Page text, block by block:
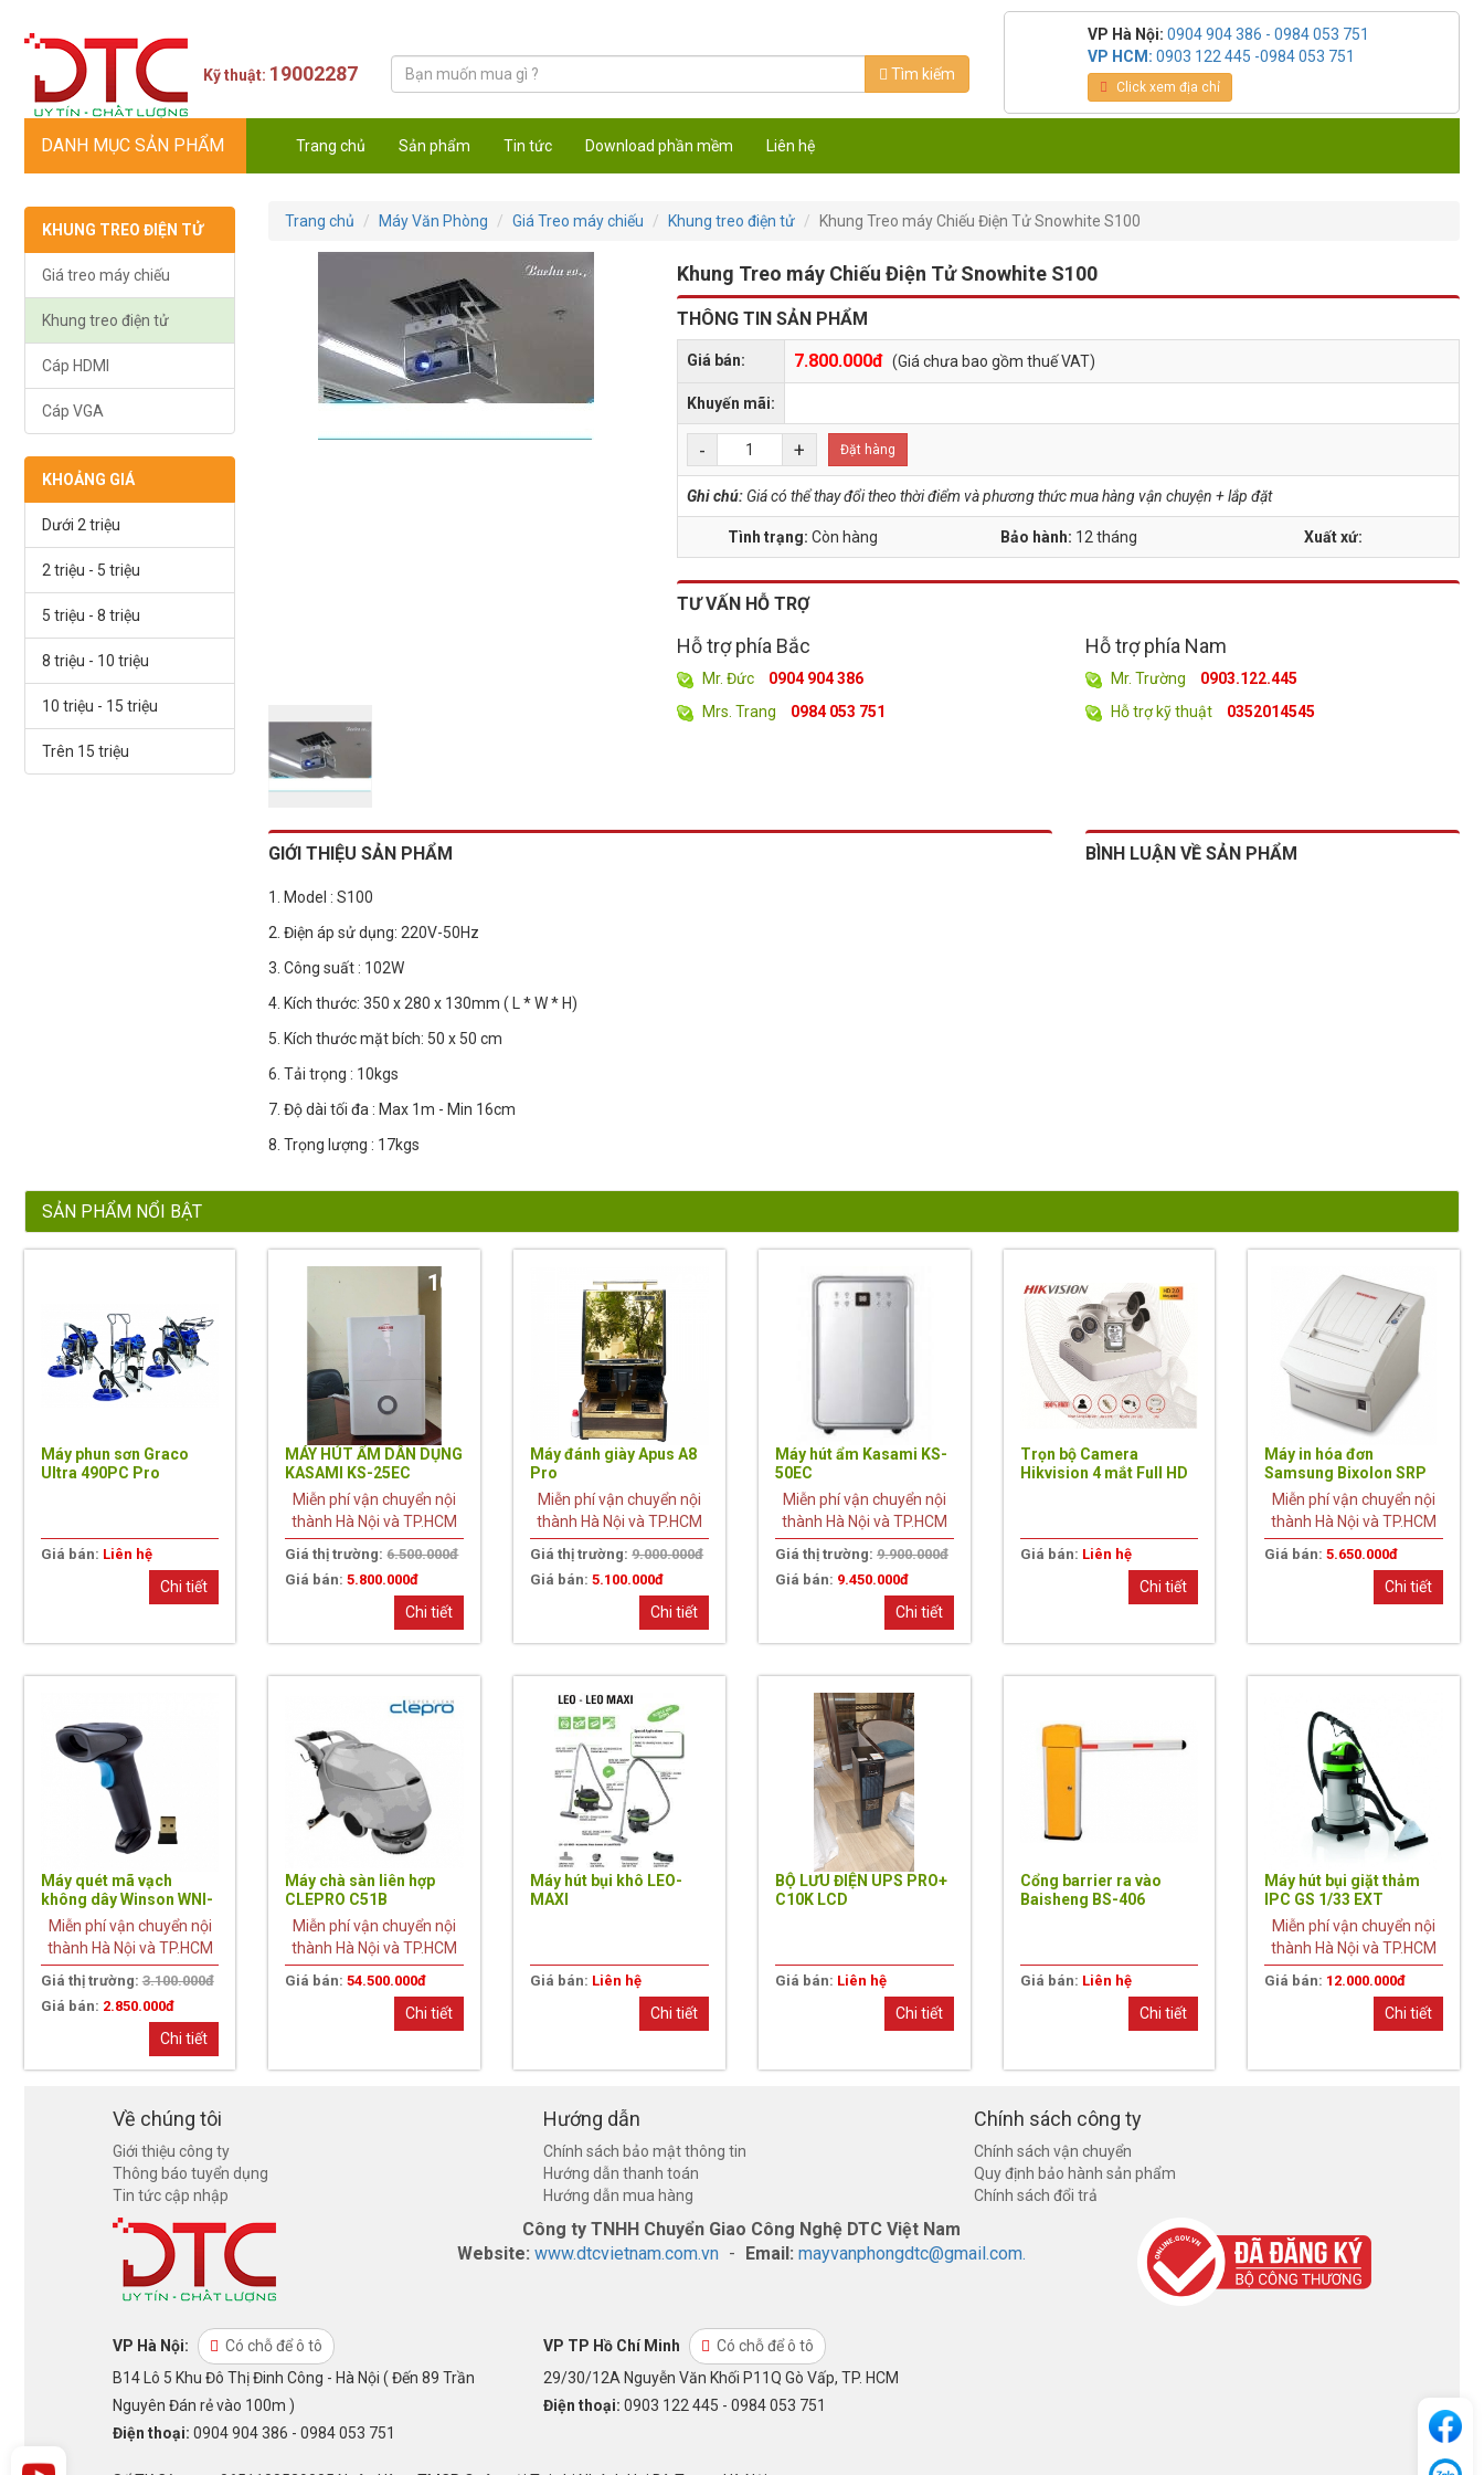
Kỹ thuật: 19002287 Tìm kiếm
VP Hà Nội: 0904 904 386 - 0984 053 751
VP HCM: 0903 122 445 -0984 053 751
Click xem địa chỉ
DANH MỤC SẢN PHẨM Trang chủ Sản phẩm Tin tức Download phần mềm Liên hệ
KHUNG TREO ĐIỆN TỬ
Giá treo máy chiếu
Khung treo điện tử
Cáp HDMI
Cáp VGA
KHOẢNG GIÁ
Dưới 2 triệu
2 triệu - 5 triệu
5 triệu - 8 triệu
8 triệu - 10 triệu
10 triệu - 15 triệu
Trên 15 triệu
Trang chủ Máy Văn Phòng Giá Treo máy chiếu Khung treo điện tử Khung Treo máy Chiếu Điện Tử Snowhite S100
Khung Treo máy Chiếu Điện Tử Snowhite S100
THÔNG TIN SẢN PHẨM
Giá bán: 7.800.000đ (Giá chưa bao gồm thuế VAT)
Khuyến mãi:
- + Đặt hàng
Ghi chú: Giá có thể thay đổi theo thời điểm và phương thức mua hàng vận chuyện + lắp đặt
Tình trạng:Còn hàng Bảo hành: 12 tháng Xuất xứ:
TƯ VẤN HỖ TRỢ
Hỗ trợ phía Bắc
Mr. Đức
0904 904 386
Mrs. Trang
0984 053 751
Hỗ trợ phía Nam
Mr. Trường
0903.122.445
Hỗ trợ kỹ thuật
0352014545
GIỚI THIỆU SẢN PHẨM
1. Model : S100
2. Điện áp sử dụng: 220V-50Hz
3. Công suất : 102W
4. Kích thước: 350 x 280 x 130mm ( L * W * H)
5. Kích thước mặt bích: 50 x 50 cm
6. Tải trọng : 10kgs
7. Độ dài tối đa : Max 1m - Min 16cm
8. Trọng lượng : 17kgs
BÌNH LUẬN VỀ SẢN PHẨM
SẢN PHẨM NỔI BẬT
Máy phun sơn Graco
Ultra 490PC Pro
Giá bán: Liên hệ
Chi tiết
MÁY HÚT ẨM DÂN DỤNG
KASAMI KS-25EC
Miễn phí vận chuyển nội
thành Hà Nội và TP.HCM
Giá thị trường:6.500.000đ
Giá bán:5.800.000đ
Chi tiết
10%
Máy đánh giày Apus A8
Pro
Miễn phí vận chuyển nội
thành Hà Nội và TP.HCM
Giá thị trường:9.000.000đ
Giá bán:5.100.000đ
Chi tiết
Máy hút ẩm Kasami KS-
50EC
Miễn phí vận chuyển nội
thành Hà Nội và TP.HCM
Giá thị trường: 9.900.000đ
Giá bán: 9.450.000đ
Chi tiết
Trọn bộ Camera
Hikvision 4 mắt Full HD
Giá bán: Liên hệ
Chi tiết
Máy in hóa đơn
Samsung Bixolon SRP
350Plus
Miễn phí vận chuyển nội
thành Hà Nội và TP.HCM
Giá bán:5.650.000đ
Chi tiết
Máy quét mã vạch
không dây Winson WNI-
514V 2D
Miễn phí vận chuyển nội
thành Hà Nội và TP.HCM
Giá thị trường:3.100.000đ
Giá bán: 2.850.000đ
Chi tiết
Máy chà sàn liên hợp
CLEPRO C51B
Miễn phí vận chuyển nội
thành Hà Nội và TP.HCM
Giá bán:54.500.000đ
Chi tiết
Máy hút bụi khô LEO-
MAXI
Giá bán: Liên hệ
Chi tiết
BỘ LƯU ĐIỆN UPS PRO+
C10K LCD
Giá bán: Liên hệ
Chi tiết
Cổng barrier ra vào
Baisheng BS-406
Giá bán: Liên hệ
Chi tiết
Máy hút bụi giặt thảm
IPC GS 1/33 EXT
Miễn phí vận chuyển nội
thành Hà Nội và TP.HCM
Giá bán: 12.000.000đ
Chi tiết
Về chúng tôi
Giới thiệu công ty
Thông báo tuyển dụng
Tin tức cập nhập
Hướng dẫn
Chính sách bảo mật thông tin
Hướng dẫn thanh toán
Hướng dẫn mua hàng
Chính sách công ty
Chính sách vận chuyển
Quy định bảo hành sản phẩm
Chính sách đổi trả
Công ty TNHH Chuyển Giao Công Nghệ DTC Việt Nam
Website:www.dtcvietnam.com.vn - Email:mayvanphongdtc@gmail.com.
VP Hà Nội:
Có chỗ để ô tô
B14 Lô 5 Khu Đô Thị Đinh Công - Hà Nội ( Đến 89 Trần
Nguyên Đán rẻ vào 100m )
Điện thoại: 0904 904 386 - 0984 053 751
VP TP Hồ Chí Minh
Có chỗ để ô tô
29/30/12A Nguyễn Văn Khối P11Q Gò Vấp, TP. HCM
Điện thoại: 0903 122 445 - 0984 053 751